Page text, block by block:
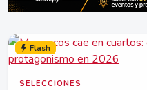
Flash
SELECCIONES